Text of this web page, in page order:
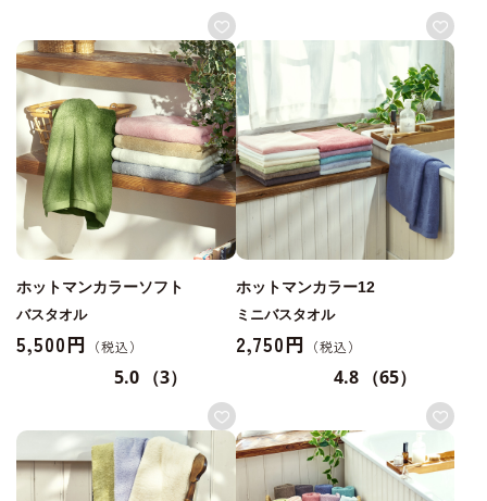
ホットマンカラーソフト
バスタオル
5,500円
5.0 （3）
ホットマンカラー12
ミニバスタオル
2,750円
4.8 （65）